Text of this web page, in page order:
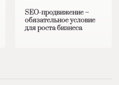
SEO-продвижение –
обязательное условие
для роста бизнеса